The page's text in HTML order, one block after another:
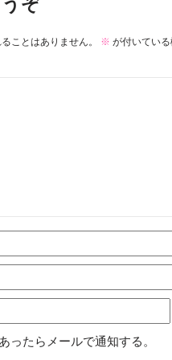
ことはありません。 ※ が付いてい
ったらメールで通知する。